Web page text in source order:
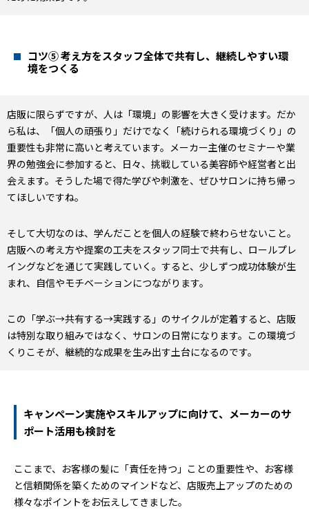
コツ⑤ 考え方をスタッフ全体で共有し、継続しやすい環
境をつくる
店販に限らずですが、人は「環境」の影響を大きく受けます。だか
ら私は、「個人の頑張り」だけでなく「続けられる環境づくり」の
重要性も非常に高いと考えています。メーカー主催のセミナーや業
界の勉強会に参加すると、日々、挑戦している美容師や経営者と出
会えます。そうした場で得た学びや刺激を、ぜひサロンに持ち帰っ
てほしいですね。
そして大切なのは、学んだことを個人の経験で終わらせないこと。
店販への考え方や提案の工夫をスタッフ同士で共有し、ロールプレ
イングなどを通じて実践していく。すると、少しずつ成功体験が生
まれ、自信やモチベーションにつながります。
この「学ぶ→共有する→実践する」のサイクルが定着すると、店販
は特別な取り組みではなく、サロンの日常になります。この環境づ
くりこそが、継続的な成果を生み出す土台になるのです。
キャンペーン実施やスキルアップに向けて、メーカーのサ
ポート活用も検討を
ここまで、お客様の髪に「責任を持つ」ことの重要性や、お客様
と信頼関係を築くためのマインドなど、店販売上アップのための
様々なポイントをお伝えしてきました。